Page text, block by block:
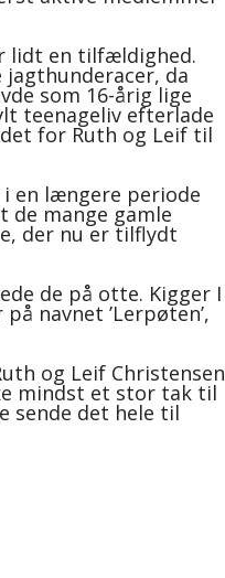
Regler (FMR)
for GDH-hovedprøver
lidt en tilfældighed.
jagthunderacer, da
som 16-årig lige
teenageliv efterlade
for Ruth og Leif til
i en længere periode
de mange gamle
der nu er tilflydt
de på otte. Kigger I
navnet ’Lerpøten’,
og Leif Christensen
mindst et stor tak til
sende det hele til